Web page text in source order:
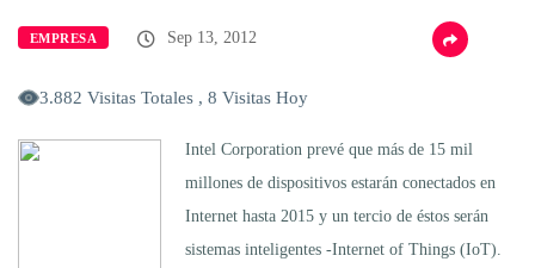
EMPRESA Sep 13, 2012
3.882 Visitas Totales , 8 Visitas Hoy
Intel Corporation prevé que más de 15 mil
millones de dispositivos estarán conectados en
Internet hasta 2015 y un tercio de éstos serán
sistemas inteligentes -Internet of Things (IoT).